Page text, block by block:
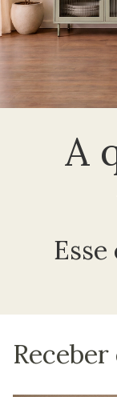
A